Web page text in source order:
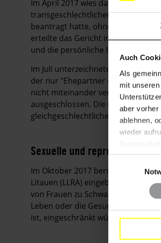
Auch
Als
mit
aber vorher
ablehnen,
wieder
Im April 2017 wies das
transgeschlechtlichen Person zu
beantragt hatte, ohne dass eine
erteilte das Gericht in einem
und die persönliche
Im Juli unterzeichnete Präsidentin
der nur "Ehepartner oder direkte
nicht miteinander verheiratete
ausgeschlossen. Die neuen
gleichgeschlechtlichen Paaren als
Sexuelle und reproduktive
Im Oktober 2017 beriet das
Litauen (LLRA) eingebrachten
von Frauen zu
Leben oder die Gesundheit der
ist, eingeschränkt würde.